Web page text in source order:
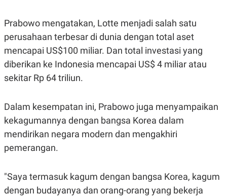
JARINGAN
K
O
N
A
A
E
P
R
S
R
E
E
S
I
Prabowo mengatakan, Lotte menjadi salah satu
perusahaan terbesar di dunia dengan total aset
mencapai US$100 miliar. Dan total investasi yang
diberikan ke Indonesia mencapai US$ 4 miliar atau
sekitar Rp 64 triliun.
Dalam kesempatan ini, Prabowo juga menyampaikan
kekagumannya dengan bangsa Korea dalam
mendirikan negara modern dan mengakhiri
pemerangan.
"Saya termasuk kagum dengan bangsa Korea, kagum
dengan budayanya dan orang-orang yang bekerja